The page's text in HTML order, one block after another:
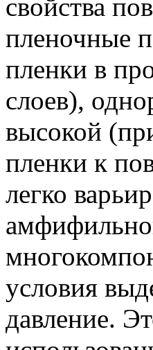
свойства
пленочные
пленки в
слоев),
высокой
пленки к
легко
условия
давление.